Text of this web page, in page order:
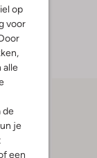
op
voor
alle
de
je
een